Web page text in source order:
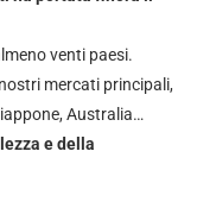
venti paesi.
mercati principali,
Australia…
e della